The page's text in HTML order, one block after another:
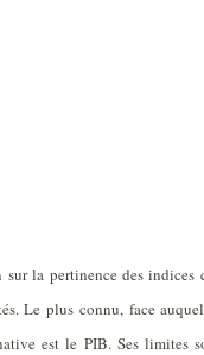
la pertinence des indices
Le plus connu, face
est le PIB. Ses limites